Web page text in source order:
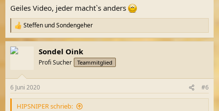
:
Geiles Video, jeder macht`s anders
R
e
a
k
e
n
Steffen undSondengeher
Sondel Oink
Profi Sucher Teammitglied
6 Juni 2020 #6
HIPSNIPER schrieb: